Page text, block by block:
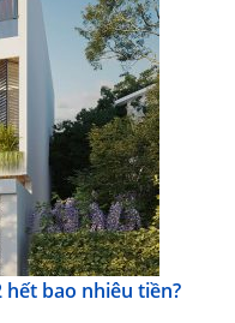
hết bao nhiêu tiền?